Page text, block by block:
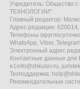
Учредитель: Общество
ТЕХНОЛОГИИ"
Главный редактор:
Адрес редакции:
Телефоны
WhatsApp, Viber,
Электронный адрес
Контактные данные для
e1info@shkulev.ru,
Техподдержка:
Рекомендательные